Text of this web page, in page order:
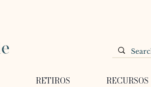
RETIROS RECURSOS